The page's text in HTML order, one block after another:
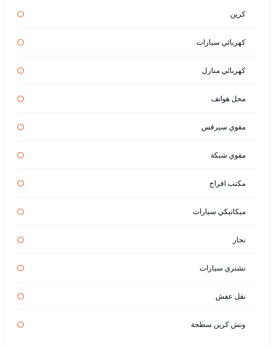
كرين
كهربائي سيارات
كهربائي منازل
محل هواتف
مقوي سيرفس
مقوي شبكة
مكتب افراح
ميكانيكي سيارات
نجار
نشتري سيارات
نقل عفش
ونش كرين سطحة